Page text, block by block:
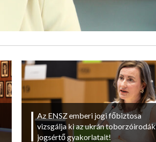
Az ENSZ emberi jogi főbiztosa
vizsgálja ki az ukrán toborzóirodák
jogsértő gyakorlatait!